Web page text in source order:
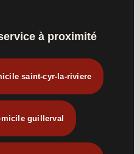
à proximité
saint-cyr-la-riviere
guillerval